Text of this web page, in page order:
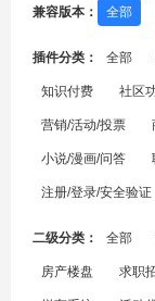
兼容版本： 全部
插件分类： 全部
知识付费 社区
营销/活动/投票
小说/漫画/问答
注册/登录/安全验证
二级分类： 全部
房产楼盘 求职